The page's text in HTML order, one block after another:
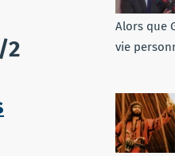
2
Alors que
vie